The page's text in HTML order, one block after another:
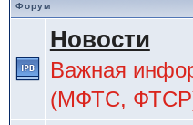
Форум
Новости
Важная
(МФТС,